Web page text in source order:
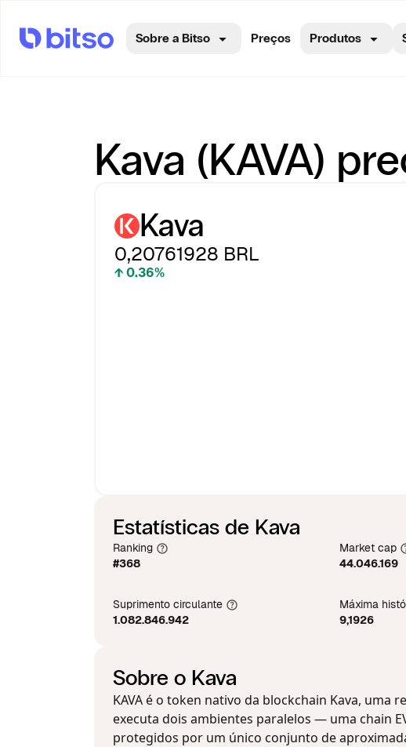
Sobre a Bitso Preços Produtos
Kava (KAVA)
Kava
0,20761928 BRL
↑ 0.36%
Estatísticas de Kava
Ranking
#368
Market cap
44.046.169
Suprimento circulante
1.082.846.942
Máxima
9,1926
Sobre o Kava
KAVA é o token nativo da blockchain Kava, uma
executa dois ambientes paralelos — uma chain
protegidos por um único conjunto de